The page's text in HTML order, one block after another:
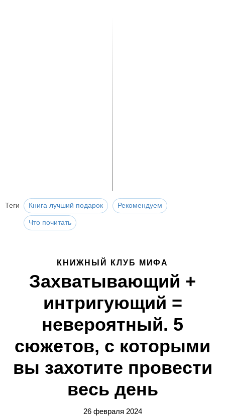
Теги Книга лучший подарок Рекомендуем
Что почитать
КНИЖНЫЙ КЛУБ МИФА
Захватывающий +
интригующий =
невероятный. 5
сюжетов, с которыми
вы захотите провести
весь день
26 февраля 2024